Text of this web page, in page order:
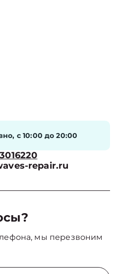
с 10:00 до 20:00
repair.ru
мы перезвоним